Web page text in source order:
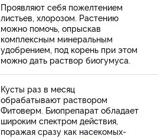
Проявляют себя пожелтением
листьев, хлорозом. Растению
можно помочь, опрыскав
комплексным минеральным
удобрением, под корень при этом
можно дать раствор биогумуса.
Кусты раз в месяц
обрабатывают раствором
Фитоверм. Биопрепарат обладает
широким спектром действия,
поражая сразу как насекомых-